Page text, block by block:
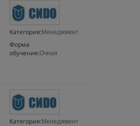
Категория: Менеджмент
Форма
обучения:Очная
Категория: Менеджмент